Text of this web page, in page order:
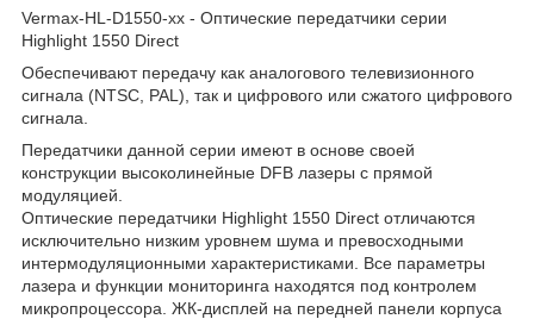
Vermax-HL-D1550-xx - Оптические передатчики серии
Highlight 1550 Direct
Обеспечивают передачу как аналогового телевизионного
сигнала (NTSC, PAL), так и цифрового или сжатого цифрового
сигнала.
Передатчики данной серии имеют в основе своей
конструкции высоколинейные DFB лазеры с прямой
модуляцией.
Оптические передатчики Highlight 1550 Direct отличаются
исключительно низким уровнем шума и превосходными
интермодуляционными характеристиками. Все параметры
лазера и функции мониторинга находятся под контролем
микропроцессора. ЖК-дисплей на передней панели корпуса